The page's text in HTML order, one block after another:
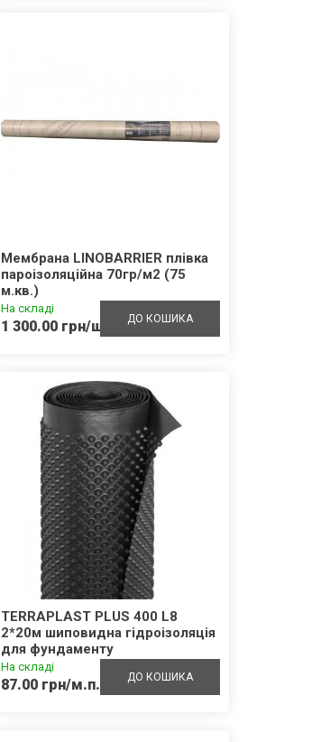
Мембрана LINOBARRIER плівка
пароізоляційна 70гр/м2 (75
м.кв.)
На складі
1 300.00 грн/шт. ДО КОШИКА
TERRAPLAST PLUS 400 L8
2*20м шиповидна гідроізоляція
для фундаменту
На складі
87.00 грн/м.п. ДО КОШИКА